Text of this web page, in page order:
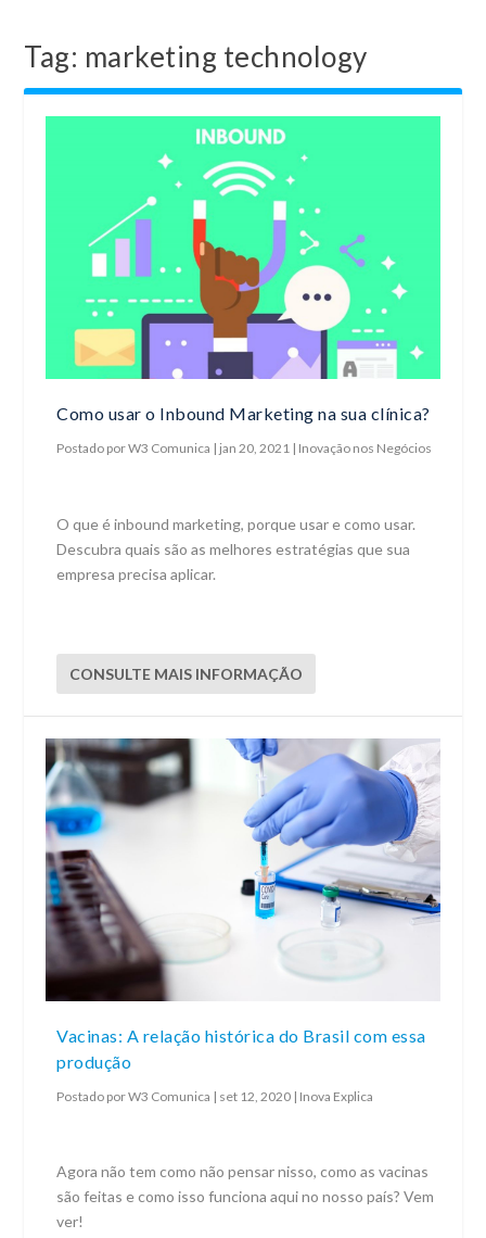
Tag: marketing technology
Como usar o Inbound Marketing na sua clínica?
Postado porW3 Comunica | jan 20, 2021 | Inovação nos Negócios
O que é inbound marketing, porque usar e como usar.
Descubra quais são as melhores estratégias que sua
empresa precisa aplicar.
CONSULTE MAIS INFORMAÇÃO
Vacinas: A relação histórica do Brasil com essa
produção
Postado porW3 Comunica | set 12, 2020 | Inova Explica
Agora não tem como não pensar nisso, como as vacinas
são feitas e como isso funciona aqui no nosso país? Vem
ver!